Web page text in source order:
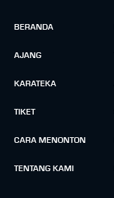
BERANDA
AJANG
KARATEKA
TIKET
CARA MENONTON
TENTANG KAMI